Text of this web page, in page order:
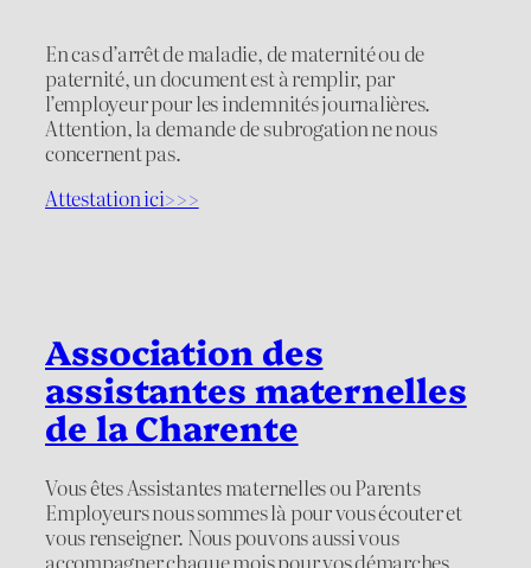
En cas d’arrêt de maladie, de maternité ou de
paternité, un document est à remplir, par
l’employeur pour les indemnités journalières.
Attention, la demande de subrogation ne nous
concernent pas.
Attestation ici>>>
Association des
assistantes maternelles
de la Charente
Vous êtes Assistantes maternelles ou Parents
Employeurs nous sommes là pour vous écouter et
vous renseigner. Nous pouvons aussi vous
accompagner chaque mois pour vos démarches